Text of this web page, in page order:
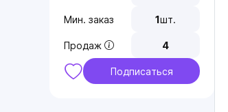
Мин. заказ 1шт.
Продаж 4
Подписаться